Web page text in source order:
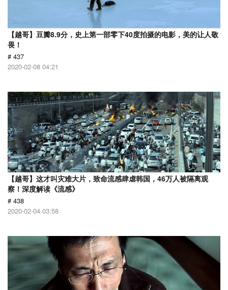
【越哥】豆瓣8.9分，史上第一部零下40度拍摄的电影，美的让人敬
畏！
# 437
2020-02-08 04:21
【越哥】这才叫灾难大片，致命流感肆虐韩国，46万人被隔离观
察！深度解读《流感》
# 438
2020-02-04 03:58